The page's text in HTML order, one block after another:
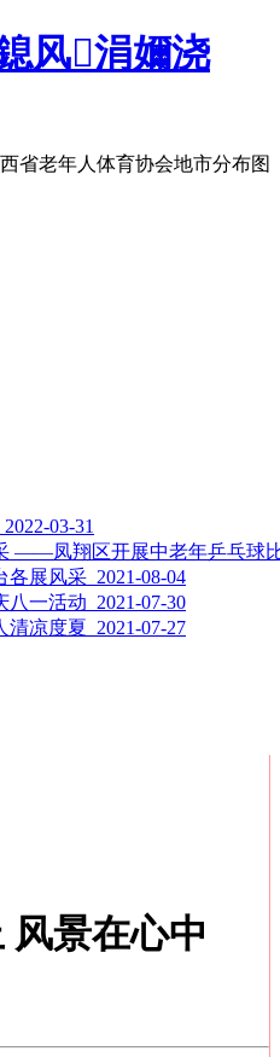
风涓嬭浇
省老年人体育协会地市分布图
03-31
——凤翔区开展中老年乒乓球
展风采 2021-08-04
一活动 2021-07-30
凉度夏 2021-07-27
风景在心中